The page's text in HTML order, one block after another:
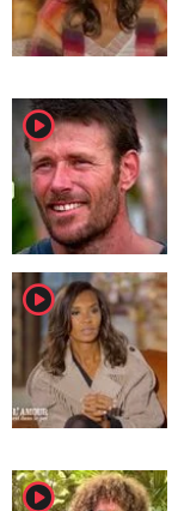
player2
player2
player2